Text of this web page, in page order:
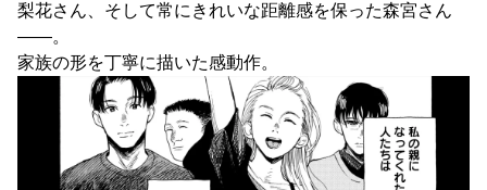
梨花さん、そして常にきれいな距離感を保った森宮さん
――。
家族の形を丁寧に描いた感動作。